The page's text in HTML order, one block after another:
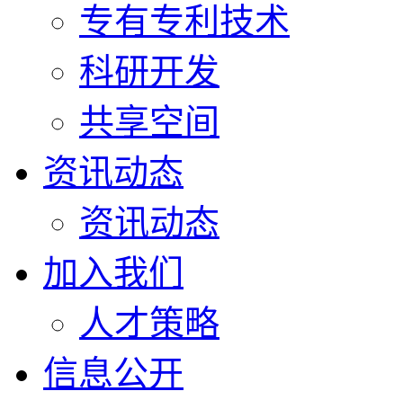
专有专利技术
科研开发
共享空间
资讯动态
资讯动态
加入我们
人才策略
信息公开